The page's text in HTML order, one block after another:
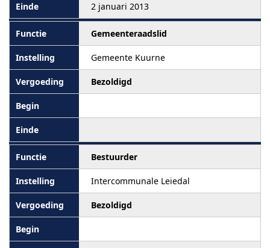
2 januari 2013
Gemeenteraadslid
Gemeente Kuurne
Bezoldigd
Bestuurder
Intercommunale Leiedal
Bezoldigd